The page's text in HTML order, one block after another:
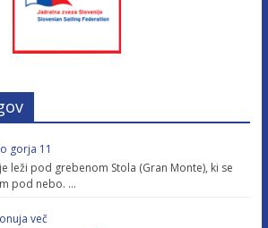
gorja 11
leži pod grebenom Stola (Gran Monte), ki se
pod nebo. …
več